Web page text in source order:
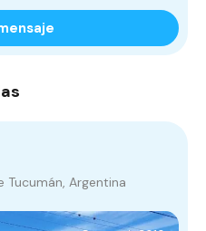
Tucumán, Argentina